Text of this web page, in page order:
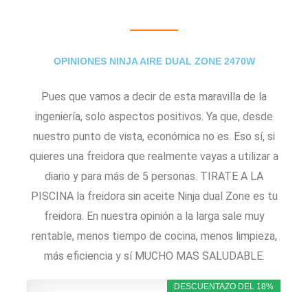
OPINIONES NINJA AIRE DUAL ZONE 2470W
Pues que vamos a decir de esta maravilla de la
ingeniería, solo aspectos positivos. Ya que, desde
nuestro punto de vista, económica no es. Eso sí, si
quieres una freidora que realmente vayas a utilizar a
diario y para más de 5 personas. TIRATE A LA
PISCINA la freidora sin aceite Ninja dual Zone es tu
freidora. En nuestra opinión a la larga sale muy
rentable, menos tiempo de cocina, menos limpieza,
más eficiencia y sí MUCHO MAS SALUDABLE.
DESCUENTAZO DEL 18%